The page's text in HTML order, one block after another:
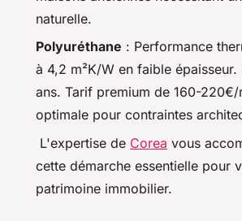
naturelle.
Polyuréthane : Performance
à 4,2 m²K/W en faible épaisseur.
ans. Tarif premium de 160-220€/
optimale pour contraintes
L'expertise de Corea vous
cette démarche essentielle pour
patrimoine immobilier.